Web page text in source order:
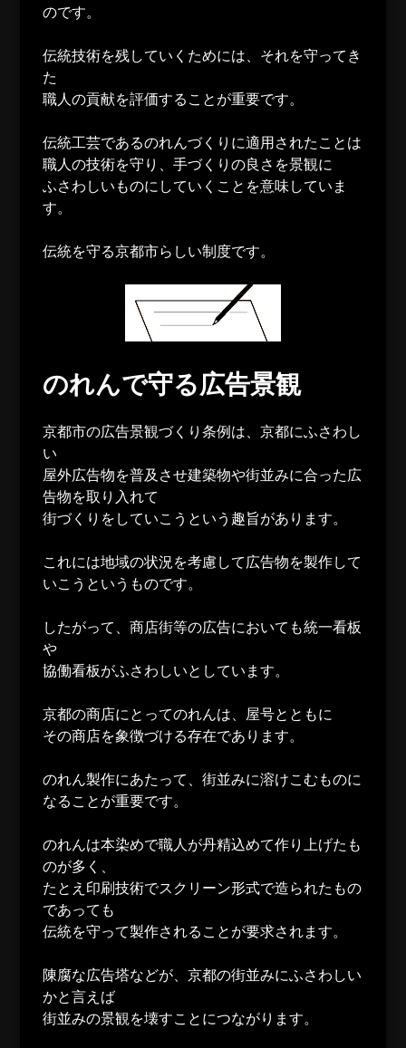
のです。
伝統技術を残していくためには、それを守ってき
た
職人の貢献を評価することが重要です。
伝統工芸であるのれんづくりに適用されたことは
職人の技術を守り、手づくりの良さを景観に
ふさわしいものにしていくことを意味していま
す。
伝統を守る京都市らしい制度です。
のれんで守る広告景観
京都市の広告景観づくり条例は、京都にふさわし
い
屋外広告物を普及させ建築物や街並みに合った広
告物を取り入れて
街づくりをしていこうという趣旨があります。
これには地域の状況を考慮して広告物を製作して
いこうというものです。
したがって、商店街等の広告においても統一看板
や
協働看板がふさわしいとしています。
京都の商店にとってのれんは、屋号とともに
その商店を象徴づける存在であります。
のれん製作にあたって、街並みに溶けこむものに
なることが重要です。
のれんは本染めで職人が丹精込めて作り上げたも
のが多く、
たとえ印刷技術でスクリーン形式で造られたもの
であっても
伝統を守って製作されることが要求されます。
陳腐な広告塔などが、京都の街並みにふさわしい
かと言えば
街並みの景観を壊すことにつながります。